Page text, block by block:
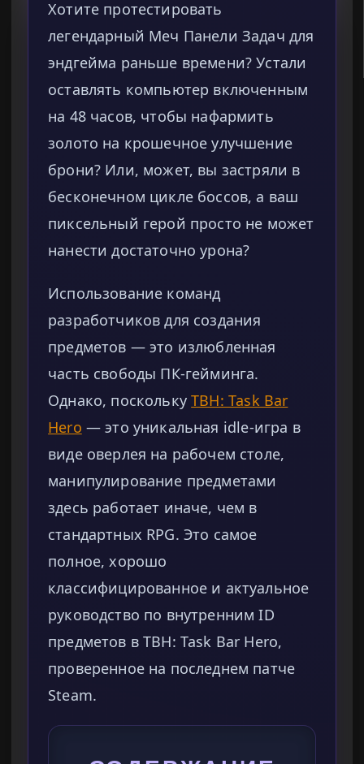
Хотите протестировать
легендарный Меч Панели Задач для
эндгейма раньше времени? Устали
оставлять компьютер включенным
на 48 часов, чтобы нафармить
золото на крошечное улучшение
брони? Или, может, вы застряли в
бесконечном цикле боссов, а ваш
пиксельный герой просто не может
нанести достаточно урона?
Использование команд
разработчиков для создания
предметов — это излюбленная
часть свободы ПК-гейминга.
Однако, посколькуTBH: Task Bar
Hero — это уникальная idle-игра в
виде оверлея на рабочем столе,
манипулирование предметами
здесь работает иначе, чем в
стандартных RPG. Это самое
полное, хорошо
классифицированное и актуальное
руководство по внутренним ID
предметов в TBH: Task Bar Hero,
проверенное на последнем патче
Steam.